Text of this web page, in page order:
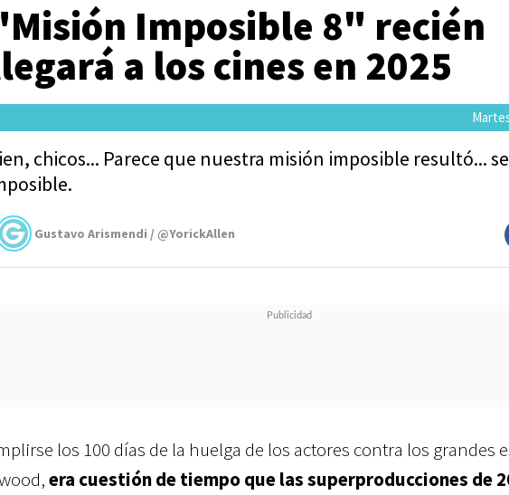
Imposible 8" recién
a los cines en 2025
chicos... Parece que nuestra misión imposible resultó...
Gustavo Arismendi / @YorickAllen
los 100 días de la huelga de los actores contra los grandes
era cuestión de tiempo que las superproducciones de